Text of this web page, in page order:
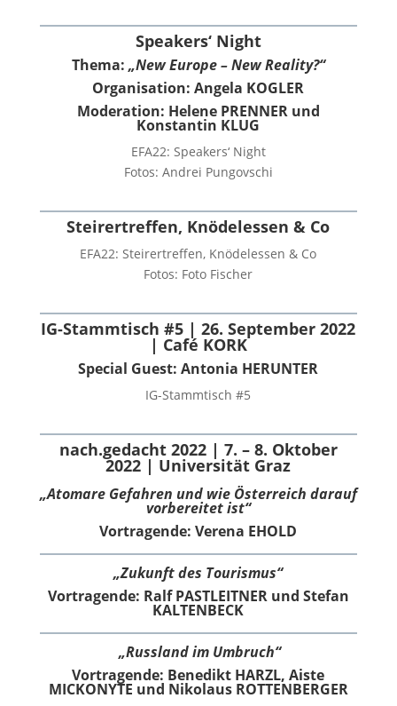
Speakers‘ Night
Thema: „New Europe – New Reality?“
Organisation: Angela KOGLER
Moderation: Helene PRENNER und
Konstantin KLUG
EFA22: Speakers‘ Night
Fotos: Andrei Pungovschi
Steirertreffen, Knödelessen & Co
EFA22: Steirertreffen, Knödelessen & Co
Fotos: Foto Fischer
IG-Stammtisch #5 | 26. September 2022
| Café KORK
Special Guest: Antonia HERUNTER
IG-Stammtisch #5
nach.gedacht 2022 | 7. – 8. Oktober
2022 | Universität Graz
„Atomare Gefahren und wie Österreich darauf
vorbereitet ist“
Vortragende: Verena EHOLD
„Zukunft des Tourismus“
Vortragende: Ralf PASTLEITNER und Stefan
KALTENBECK
„Russland im Umbruch“
Vortragende: Benedikt HARZL, Aiste
MICKONYTE und Nikolaus ROTTENBERGER